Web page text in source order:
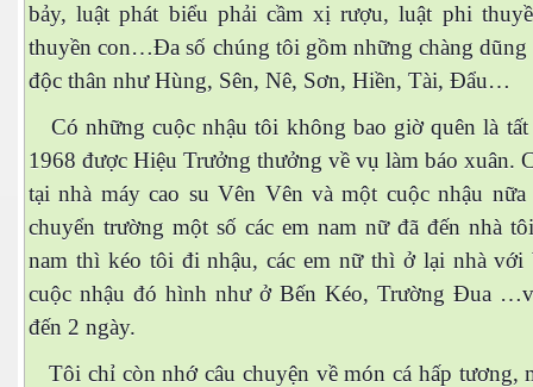
bảy, luật phát biểu phải cầm xị rượu, luật phi
thuyền con…Đa số chúng tôi gồm những chàng dũng
độc thân như Hùng, Sên, Nê, Sơn, Hiền, Tài, Đẩu…
Có những cuộc nhậu tôi không bao giờ quên là tất
1968 được Hiệu Trưởng thưởng về vụ làm báo xuân.
tại nhà máy cao su Vên Vên và một cuộc nhậu
chuyển trường một số các em nam nữ đã đến nhà
nam thì kéo tôi đi nhậu, các em nữ thì ở lại nhà với
cuộc nhậu đó hình như ở Bến Kéo, Trường Đua
đến 2 ngày.
Tôi chỉ còn nhớ câu chuyện về món cá hấp tương,
682